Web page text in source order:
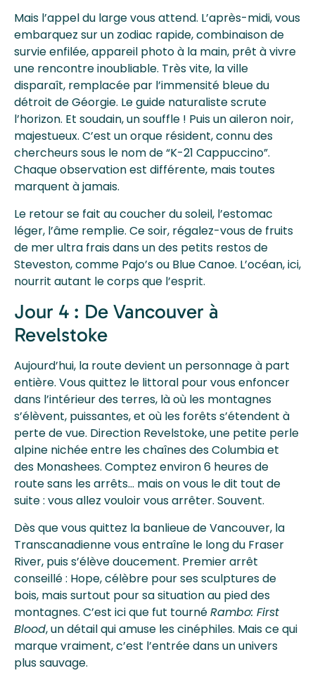
Mais l’appel du large vous attend. L’après-midi, vous
embarquez sur un zodiac rapide, combinaison de
survie enfilée, appareil photo à la main, prêt à vivre
une rencontre inoubliable. Très vite, la ville
disparaît, remplacée par l’immensité bleue du
détroit de Géorgie. Le guide naturaliste scrute
l’horizon. Et soudain, un souffle ! Puis un aileron noir,
majestueux. C’est un orque résident, connu des
chercheurs sous le nom de “K-21 Cappuccino”.
Chaque observation est différente, mais toutes
marquent à jamais.
Le retour se fait au coucher du soleil, l’estomac
léger, l’âme remplie. Ce soir, régalez-vous de fruits
de mer ultra frais dans un des petits restos de
Steveston, comme Pajo’s ou Blue Canoe. L’océan, ici,
nourrit autant le corps que l’esprit.
Jour 4 : De Vancouver à
Revelstoke
Aujourd’hui, la route devient un personnage à part
entière. Vous quittez le littoral pour vous enfoncer
dans l’intérieur des terres, là où les montagnes
s’élèvent, puissantes, et où les forêts s’étendent à
perte de vue. Direction Revelstoke, une petite perle
alpine nichée entre les chaînes des Columbia et
des Monashees. Comptez environ 6 heures de
route sans les arrêts… mais on vous le dit tout de
suite : vous allez vouloir vous arrêter. Souvent.
Dès que vous quittez la banlieue de Vancouver, la
Transcanadienne vous entraîne le long du Fraser
River, puis s’élève doucement. Premier arrêt
conseillé : Hope, célèbre pour ses sculptures de
bois, mais surtout pour sa situation au pied des
montagnes. C’est ici que fut tournéRambo: First
Blood, un détail qui amuse les cinéphiles. Mais ce qui
marque vraiment, c’est l’entrée dans un univers
plus sauvage.